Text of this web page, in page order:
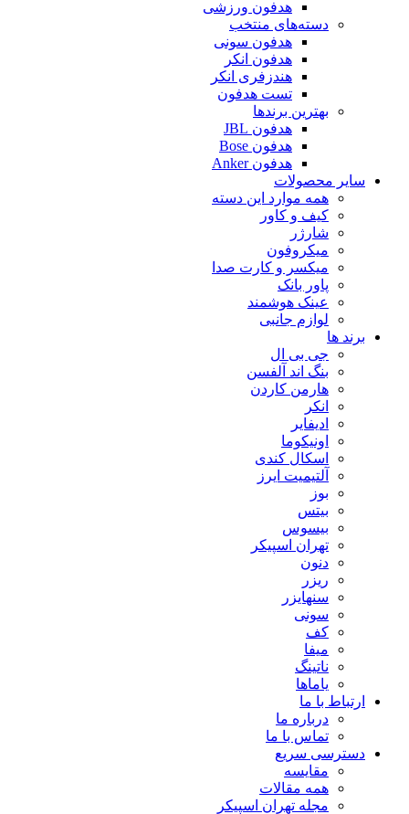
هدفون ورزشی
دسته‌های منتخب
هدفون سونی
هدفون انکر
هندزفری انکر
تست هدفون
بهترین برندها
هدفون JBL
هدفون Bose
هدفون Anker
سایر محصولات
همه موارد این دسته
کیف و کاور
شارژر
میکروفون
میکسر و کارت صدا
پاور بانک
عینک هوشمند
لوازم جانبی
برند ها
جی بی ال
بنگ اند آلفسن
هارمن کاردن
انکر
ادیفایر
اونیکوما
اسکال کندی
آلتیمیت ایرز
بوز
بیتس
بیسوس
تهران اسپیکر
دنون
ریزر
سنهایزر
سونی
کف
میفا
ناتینگ
یاماها
ارتباط با ما
درباره ما
تماس با ما
دسترسی سریع
مقایسه
همه مقالات
مجله تهران اسپیکر